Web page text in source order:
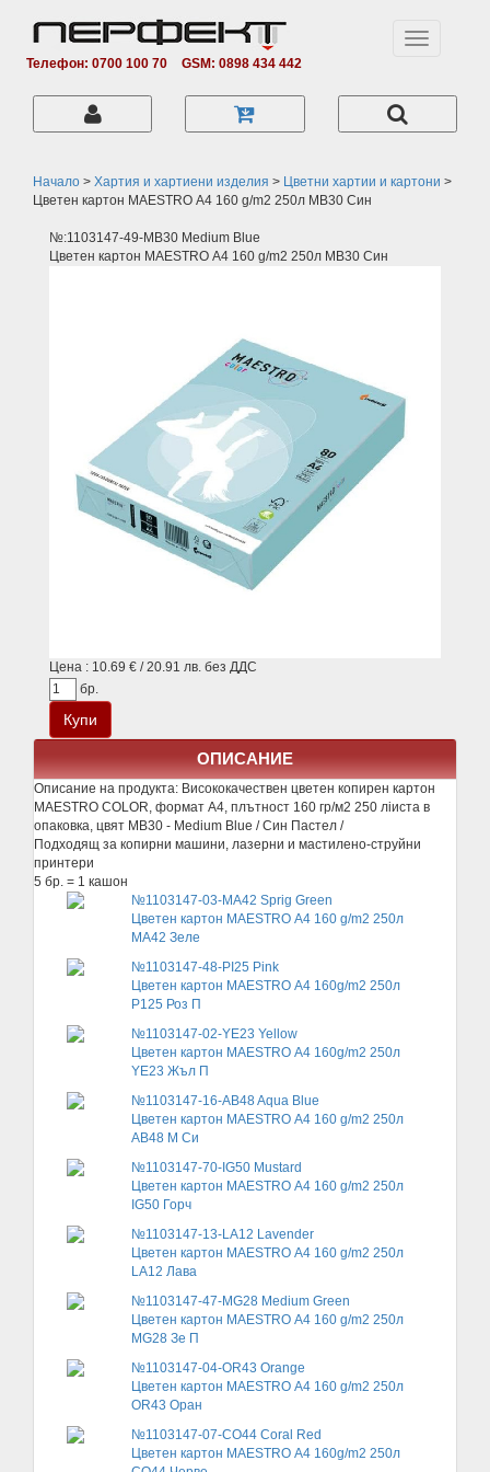
Телефон: 0700 100 70 GSM: 0898 434 442
Toggle
Начало > Хартия и хартиени изделия > Цветни хартии и картони >
Цветен картон MAESTRO А4 160 g/m2 250л MB30 Син
№:1103147-49-MB30 Medium Blue
Цветен картон MAESTRO А4 160 g/m2 250л MB30 Син
Цена : 10.69 € / 20.91 лв. без ДДС
бр.
ОПИСАНИЕ
Описание на продукта: Висококачествен цветен копирен картон
MAESTRO COLOR, формат А4, плътност 160 гр/м2 250 лiиста в
опаковка, цвят MB30 - Medium Blue / Син Пастел /
Подходящ за копирни машини, лазерни и мастилено-струйни
принтери
5 бр. = 1 кашон
№1103147-03-MА42 Sprig Green
Цветен картон MAESTRO А4 160 g/m2 250л
MA42 Зеле
№1103147-48-PI25 Pink
Цветен картон MAESTRO А4 160g/m2 250л
P125 Роз П
№1103147-02-YE23 Yellow
Цветен картон MAESTRO А4 160g/m2 250л
YE23 Жъл П
№1103147-16-AB48 Aqua Blue
Цветен картон MAESTRO А4 160 g/m2 250л
AB48 М Си
№1103147-70-IG50 Mustard
Цветен картон MAESTRO А4 160 g/m2 250л
IG50 Горч
№1103147-13-LA12 Lavender
Цветен картон MAESTRO А4 160 g/m2 250л
LA12 Лава
№1103147-47-MG28 Medium Green
Цветен картон MAESTRO А4 160 g/m2 250л
MG28 Зе П
№1103147-04-OR43 Orange
Цветен картон MAESTRO А4 160 g/m2 250л
OR43 Оран
№1103147-07-CO44 Coral Red
Цветен картон MAESTRO А4 160g/m2 250л